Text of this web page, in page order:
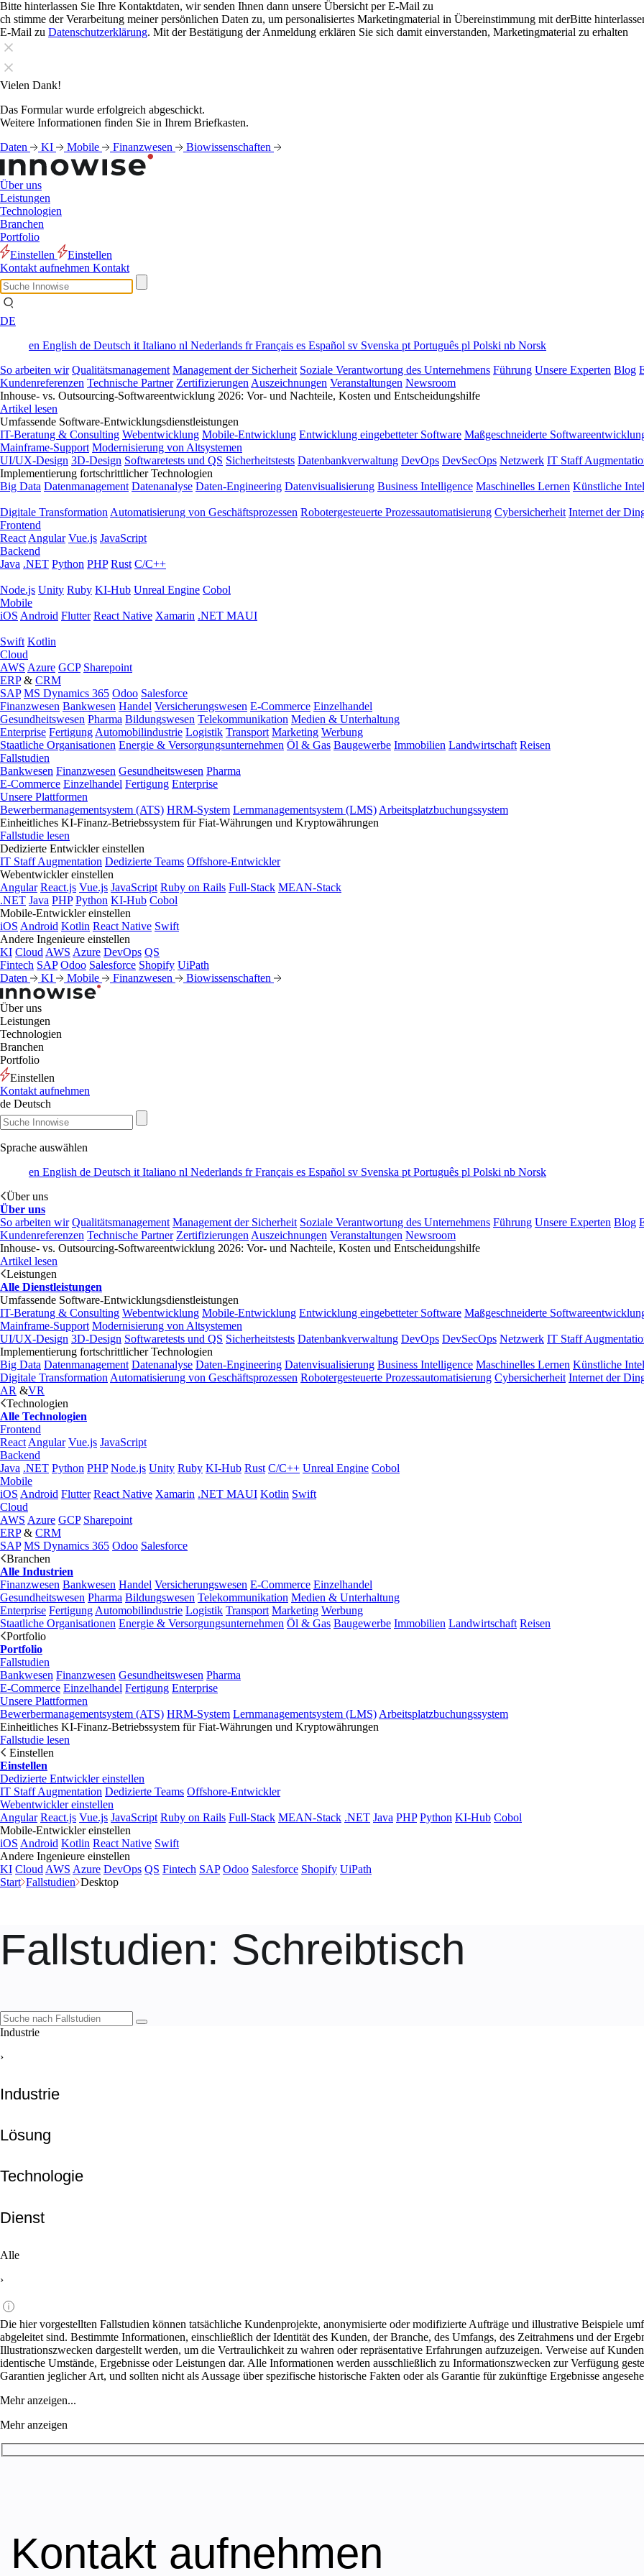
Bitte hinterlassen Sie Ihre Kontaktdaten, wir senden Ihnen dann unsere Übersicht per E-Mail zu
ch stimme der Verarbeitung meiner persönlichen Daten zu, um personalisiertes Marketingmaterial in Übereinstimmung mit derBitte
E-Mail zu Datenschutzerklärung. Mit der Bestätigung der Anmeldung erklären Sie sich damit einverstanden, Marketingmaterial zu erhalten
Vielen Dank!
Das Formular wurde erfolgreich abgeschickt.
Weitere Informationen finden Sie in Ihrem Briefkasten.
Daten
KI Mobile Finanzwesen Biowissenschaften
Über uns
Leistungen
Technologien
Branchen
Portfolio
Einstellen
Einstellen
Kontakt aufnehmen Kontakt
DE
en English de Deutsch it Italiano nl Nederlands frFrançais es Español sv Svenska pt Português pl Polski nb Norsk
So arbeiten wir Qualitätsmanagement Management der Sicherheit Soziale Verantwortung des Unternehmens Führung Unsere Experten Blog
Kundenreferenzen Technische Partner Zertifizierungen Auszeichnungen Veranstaltungen Newsroom
Inhouse- vs. Outsourcing-Softwareentwicklung 2026: Vor- und Nachteile, Kosten und Entscheidungshilfe
Artikel lesen
Umfassende Software-Entwicklungsdienstleistungen
IT-Beratung & Consulting Webentwicklung Mobile-Entwicklung Entwicklung eingebetteter Software Maßgeschneiderte
Mainframe-Support Modernisierung von Altsystemen
UI/UX-Design 3D-Design Softwaretests und QS Sicherheitstests Datenbankverwaltung DevOps DevSecOps Netzwerk IT Staff
Implementierung fortschrittlicher Technologien
Big Data Datenmanagement Datenanalyse Daten-Engineering Datenvisualisierung Business Intelligence Maschinelles Lernen Künstliche
Digitale Transformation Automatisierung von Geschäftsprozessen Robotergesteuerte Prozessautomatisierung Cybersicherheit Internet der
Frontend
React Angular Vue.js JavaScript
Backend
Java .NET Python PHP Rust C/C++
Node.js Unity Ruby KI-Hub Unreal Engine Cobol
Mobile
iOS Android Flutter React Native Xamarin .NET MAUI
Swift Kotlin
Cloud
AWS Azure GCP Sharepoint
ERP& CRM
SAP MS Dynamics 365 Odoo Salesforce
Finanzwesen Bankwesen Handel Versicherungswesen E-Commerce Einzelhandel
Gesundheitswesen Pharma Bildungswesen Telekommunikation Medien & Unterhaltung
Enterprise Fertigung Automobilindustrie Logistik Transport Marketing Werbung
Staatliche Organisationen Energie & Versorgungsunternehmen Öl & Gas Baugewerbe Immobilien Landwirtschaft Reisen
Fallstudien
Bankwesen Finanzwesen Gesundheitswesen Pharma
E-Commerce Einzelhandel Fertigung Enterprise
Unsere Plattformen
Bewerbermanagementsystem (ATS) HRM-System Lernmanagementsystem (LMS) Arbeitsplatzbuchungssystem
Einheitliches KI-Finanz-Betriebssystem für Fiat-Währungen und Kryptowährungen
Fallstudie lesen
Dedizierte Entwickler einstellen
IT Staff Augmentation Dedizierte Teams Offshore-Entwickler
Webentwickler einstellen
Angular React.js Vue.js JavaScript Ruby on Rails Full-Stack MEAN-Stack
.NET Java PHP Python KI-Hub Cobol
Mobile-Entwickler einstellen
iOS Android Kotlin React Native Swift
Andere Ingenieure einstellen
KI Cloud AWS Azure DevOps QS
Fintech SAP Odoo Salesforce Shopify UiPath
Daten
KI Mobile Finanzwesen Biowissenschaften
Über uns
Leistungen
Technologien
Branchen
Portfolio
Einstellen
Kontakt aufnehmen
de Deutsch
Sprache auswählen
en English de Deutsch it Italiano nl Nederlands frFrançais es Español sv Svenska pt Português pl Polski nb Norsk
Über uns
Über uns
So arbeiten wir Qualitätsmanagement Management der Sicherheit Soziale Verantwortung des Unternehmens Führung Unsere Experten Blog
Kundenreferenzen Technische Partner Zertifizierungen Auszeichnungen Veranstaltungen Newsroom
Inhouse- vs. Outsourcing-Softwareentwicklung 2026: Vor- und Nachteile, Kosten und Entscheidungshilfe
Artikel lesen
Leistungen
Alle Dienstleistungen
Umfassende Software-Entwicklungsdienstleistungen
IT-Beratung & Consulting Webentwicklung Mobile-Entwicklung Entwicklung eingebetteter Software Maßgeschneiderte
Mainframe-Support Modernisierung von Altsystemen
UI/UX-Design 3D-Design Softwaretests und QS Sicherheitstests Datenbankverwaltung DevOps DevSecOps Netzwerk IT Staff
Implementierung fortschrittlicher Technologien
Big Data Datenmanagement Datenanalyse Daten-Engineering Datenvisualisierung Business Intelligence Maschinelles Lernen Künstliche
Digitale Transformation Automatisierung von Geschäftsprozessen Robotergesteuerte Prozessautomatisierung Cybersicherheit Internet der
AR &VR
Technologien
Alle Technologien
Frontend
React Angular Vue.js JavaScript
Backend
Java .NET Python PHP Node.js Unity Ruby KI-Hub Rust C/C++ Unreal Engine Cobol
Mobile
iOS Android Flutter React Native Xamarin .NET MAUI Kotlin Swift
Cloud
AWS Azure GCP Sharepoint
ERP& CRM
SAP MS Dynamics 365 Odoo Salesforce
Branchen
Alle Industrien
Finanzwesen Bankwesen Handel Versicherungswesen E-Commerce Einzelhandel
Gesundheitswesen Pharma Bildungswesen Telekommunikation Medien & Unterhaltung
Enterprise Fertigung Automobilindustrie Logistik Transport Marketing Werbung
Staatliche Organisationen Energie & Versorgungsunternehmen Öl & Gas Baugewerbe Immobilien Landwirtschaft Reisen
Portfolio
Portfolio
Fallstudien
Bankwesen Finanzwesen Gesundheitswesen Pharma
E-Commerce Einzelhandel Fertigung Enterprise
Unsere Plattformen
Bewerbermanagementsystem (ATS) HRM-System Lernmanagementsystem (LMS) Arbeitsplatzbuchungssystem
Einheitliches KI-Finanz-Betriebssystem für Fiat-Währungen und Kryptowährungen
Fallstudie lesen
Einstellen
Einstellen
Dedizierte Entwickler einstellen
IT Staff Augmentation Dedizierte Teams Offshore-Entwickler
Webentwickler einstellen
Angular React.js Vue.js JavaScript Ruby on Rails Full-Stack MEAN-Stack .NET Java PHP Python KI-Hub Cobol
Mobile-Entwickler einstellen
iOS Android Kotlin React Native Swift
Andere Ingenieure einstellen
KI Cloud AWS Azure DevOps QS Fintech SAP Odoo Salesforce Shopify UiPath
Start Fallstudien Desktop
Fallstudien: Schreibtisch
Industrie
›
Industrie
Lösung
Technologie
Dienst
Alle
›
Die hier vorgestellten Fallstudien können tatsächliche Kundenprojekte, anonymisierte oder modifizierte Aufträge und illustrative Beispiele
abgeleitet sind. Bestimmte Informationen, einschließlich der Identität des Kunden, der Branche, des Umfangs, des Zeitrahmens und der
Illustrationszwecken dargestellt werden, um die Vertraulichkeit zu wahren oder repräsentative Erfahrungen aufzuzeigen. Verweise auf
identische Umstände, Ergebnisse oder Leistungen dar. Alle Informationen werden ausschließlich zu Informationszwecken zur Verfügung
Garantien jeglicher Art, und sollten nicht als Aussage über spezifische historische Fakten oder als Garantie für zukünftige Ergebnisse
Mehr anzeigen...
Mehr anzeigen
Kontakt aufnehmen